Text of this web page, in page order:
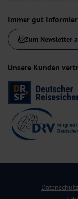
Immer gut
Zum Newsletter
Unsere Kunden
Datenschutz